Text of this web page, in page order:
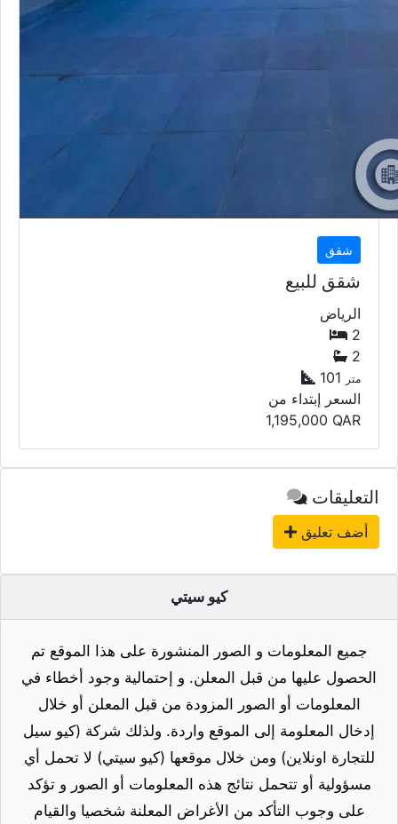
شقق
شقق للبيع
الرياض
2
2
101
متر
السعر إبتداء من
1,195,000 QAR
التعليقات
أضف تعليق
كيو سيتي
جميع المعلومات و الصور المنشورة على هذا الموقع تم
الحصول عليها من قبل المعلن. و إحتمالية وجود أخطاء في
المعلومات أو الصور المزودة من قبل المعلن أو خلال
إدخال المعلومة إلى الموقع واردة. ولذلك شركة (كيو سيل
للتجارة اونلاين) ومن خلال موقعها (كيو سيتي) لا تحمل أي
مسؤولية أو تتحمل نتائج هذه المعلومات أو الصور و تؤكد
على وجوب التأكد من الأغراض المعلنة شخصيا والقيام